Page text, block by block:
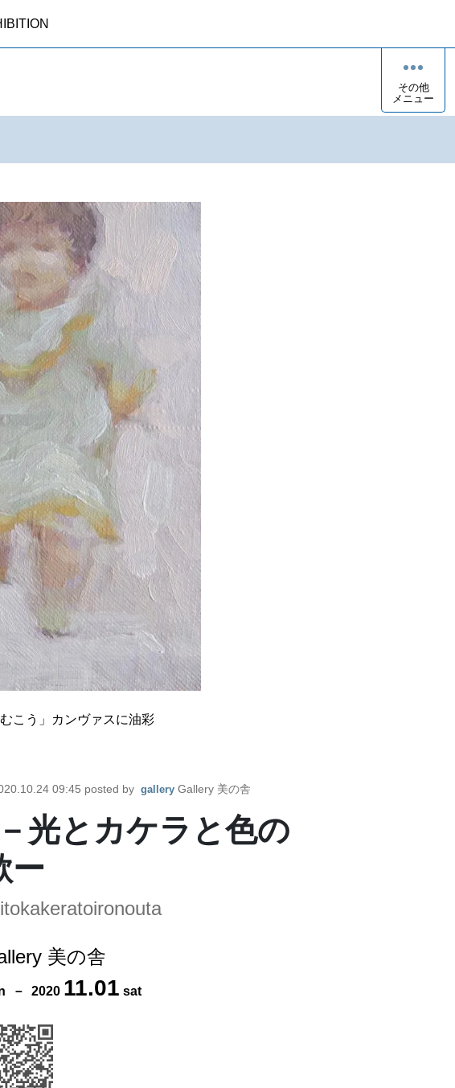
その他
メニュー
こう」カンヴァスに油彩
09:45 posted by gallery Gallery 美の舎
光とカケラと色の
ー
美の舎
－ 2020 11.01 sat